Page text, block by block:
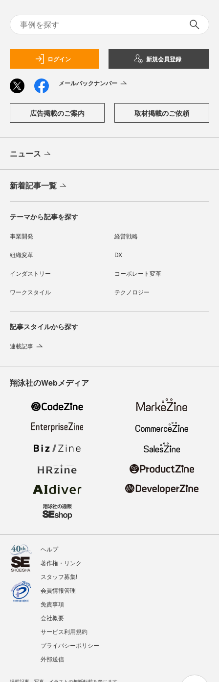
ログイン 新規会員登録
メールバックナンバー
広告掲載のご案内 取材掲載のご依頼
ニュース
新着記事一覧
テーマから記事を探す
事業開発 経営戦略
組織変革 DX
インダストリー コーポレート変革
ワークスタイル テクノロジー
記事スタイルから探す
連載記事
翔泳社のWebメディア
ヘルプ
著作権・リンク
スタッフ募集!
会員情報管理
免責事項
会社概要
サービス利用規約
プライバシーポリシー
外部送信